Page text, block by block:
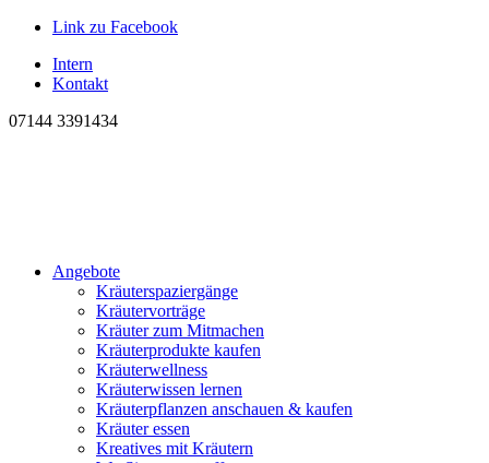
Link zu Facebook
Intern
Kontakt
07144 3391434
Angebote
Kräuterspaziergänge
Kräutervorträge
Kräuter zum Mitmachen
Kräuterprodukte kaufen
Kräuterwellness
Kräuterwissen lernen
Kräuterpflanzen anschauen & kaufen
Kräuter essen
Kreatives mit Kräutern